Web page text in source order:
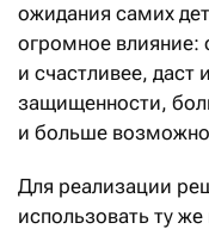
ожидания самих
огромное влияние:
и счастливее,
защищенности,
и больше
Для реализации
использовать ту